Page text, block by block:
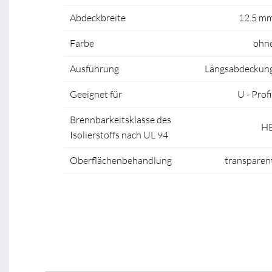
Abdeckbreite 12.5
Farbe
Ausführung
Geeignet für U -
Brennbarkeitsklasse des
Isolierstoffs nach UL 94
Oberflächenbehandlung